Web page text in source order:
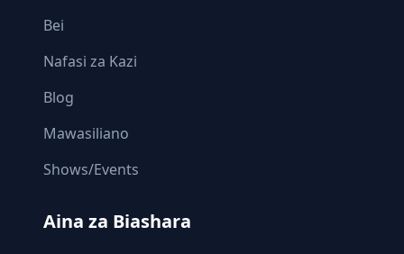
Bei
Nafasi za Kazi
Blog
Mawasiliano
Shows/Events
Aina za Biashara